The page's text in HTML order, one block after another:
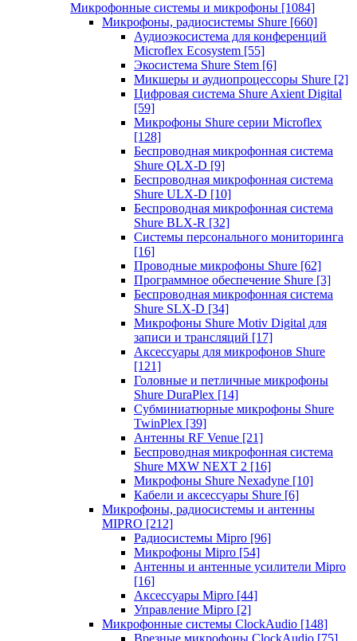
Микрофонные системы и микрофоны [1084]
Микрофоны, радиосистемы Shure [660]
Аудиоэкосистема для конференций
Microflex Ecosystem [55]
Экосистема Shure Stem [6]
Микшеры и аудиопроцессоры Shure [2]
Цифровая система Shure Axient Digital
[59]
Микрофоны Shure серии Microflex
[128]
Беспроводная микрофонная система
Shure QLX-D [9]
Беспроводная микрофонная система
Shure ULX-D [10]
Беспроводная микрофонная система
Shure BLX-R [32]
Системы персонального мониторинга
[16]
Проводные микрофоны Shure [62]
Программное обеспечение Shure [3]
Беспроводная микрофонная система
Shure SLX-D [34]
Микрофоны Shure Motiv Digital для
записи и трансляций [17]
Аксессуары для микрофонов Shure
[121]
Головные и петличные микрофоны
Shure DuraPlex [14]
Субминиатюрные микрофоны Shure
TwinPlex [39]
Антенны RF Venue [21]
Беспроводная микрофонная система
Shure MXW NEXT 2 [16]
Микрофоны Shure Nexadyne [10]
Кабели и аксессуары Shure [6]
Микрофоны, радиосистемы и антенны
MIPRO [212]
Радиосистемы Mipro [96]
Микрофоны Mipro [54]
Антенны и антенные усилители Mipro
[16]
Аксессуары Mipro [44]
Управление Mipro [2]
Микрофонные системы ClockAudio [148]
Врезные микрофоны ClockAudio [75]